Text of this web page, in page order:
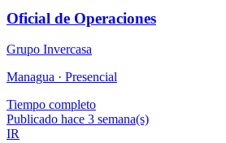
Oficial de Operaciones
Grupo Invercasa
Managua · Presencial
Tiempo completo
Publicado hace 3 semana(s)
IR